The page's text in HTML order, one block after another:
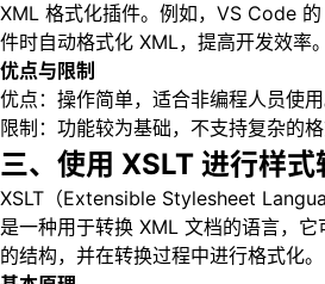
XML 格式化插件。例如，VS Code
件时自动格式化 XML，提高开发效率。
优点与限制
优点：操作简单，适合非编程人员使用
限制：功能较为基础，不支持复杂的格
三、使用 XSLT 进行样式
XSLT（Extensible Stylesheet
是一种用于转换 XML 文档的语言，
的结构，并在转换过程中进行格式化。